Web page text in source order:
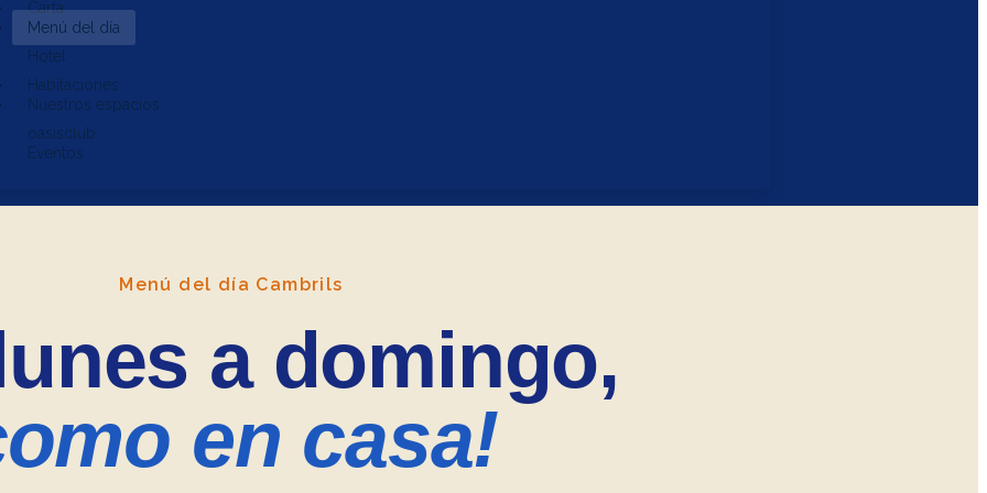
Carta
Menú del día
Hotel
Habitaciones
Nuestros espacios
oasisclub
Eventos
Menú del día Cambrils
a domingo,
en casa!